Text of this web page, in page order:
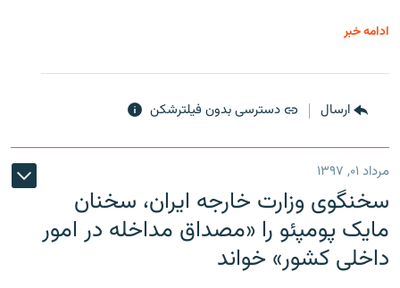
ادامه خبر
ارسال دسترسی بدون فیلترشکن
مرداد ۰۱, ۱۳۹۷
سخنگوی وزارت خارجه ایران، سخنان
مایک پومپئو را «مصداق مداخله در امور
داخلی کشور» خواند